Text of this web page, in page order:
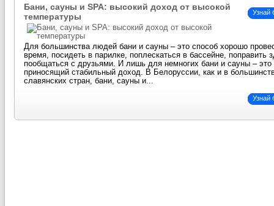
Узнай
Бани, сауны и SPA: высокий доход от высокой
температуры
Для большинства людей бани и сауны – это способ хорошо
время, посидеть в парилке, поплескаться в бассейне, поправить
пообщаться с друзьями. И лишь для немногих бани и сауны – это
приносящий стабильный доход. В Белоруссии, как и в
славянских стран, бани, сауны и...
Узнай